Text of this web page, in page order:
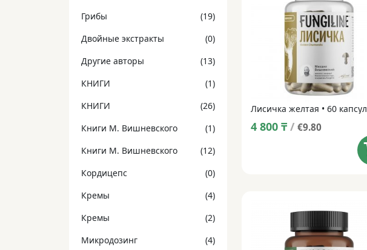
Грибы
(19)
Двойные экстракты
(0)
Другие авторы
(13)
КНИГИ
(1)
КНИГИ
(26)
Книги М. Вишневского
(1)
Книги М. Вишневского
(12)
Кордицепс
(0)
Кремы
(4)
Кремы
(2)
Микродозинг
(4)
Лисичка желтая • 60 капсул
4 800 ₸ / €9.80